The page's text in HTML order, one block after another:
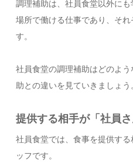
調理補助は、社員食堂以外に
場所で働ける仕事であり、そ
す。
社員食堂の調理補助はどのよ
助との違いを見ていきましょう
提供する相手が「社員
社員食堂では、食事を提供す
ッフです。